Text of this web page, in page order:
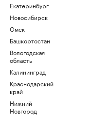
Екатеринбург
Новосибирск
Омск
Башкортостан
Вологодская
область
Калининград
Краснодарский
край
Нижний
Новгород